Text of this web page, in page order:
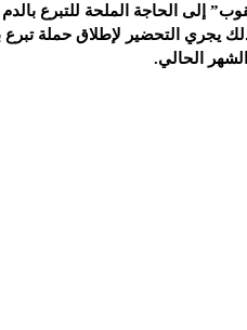
إلى الحاجة الملحة للتبرع
يجري التحضير لإطلاق حملة تبرع
الحالي.